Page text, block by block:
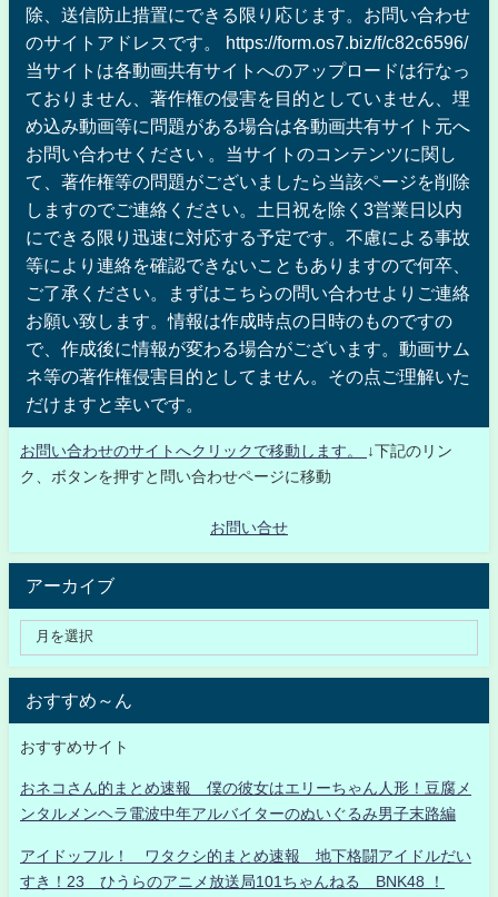
除、送信防止措置にできる限り応じます。お問い合わせ
のサイトアドレスです。 https://form.os7.biz/f/c82c6596/
当サイトは各動画共有サイトへのアップロードは行なっ
ておりません、著作権の侵害を目的としていません、埋
め込み動画等に問題がある場合は各動画共有サイト元へ
お問い合わせください 。当サイトのコンテンツに関し
て、著作権等の問題がございましたら当該ページを削除
しますのでご連絡ください。土日祝を除く3営業日以内
にできる限り迅速に対応する予定です。不慮による事故
等により連絡を確認できないこともありますので何卒、
ご了承ください。まずはこちらの問い合わせよりご連絡
お願い致します。情報は作成時点の日時のものですの
で、作成後に情報が変わる場合がございます。動画サム
ネ等の著作権侵害目的としてません。その点ご理解いた
だけますと幸いです。
お問い合わせのサイトへクリックで移動します。
↓下記のリン
ク、ボタンを押すと問い合わせページに移動
お問い合せ
アーカイブ
おすすめ～ん
おすすめサイト
おネコさん的まとめ速報 僕の彼女はエリーちゃん人形！豆腐メ
ンタルメンヘラ電波中年アルバイターのぬいぐるみ男子末路編
アイドッフル！ ワタクシ的まとめ速報 地下格闘アイドルだい
すき！23 ひうらのアニメ放送局101ちゃんねる BNK48 ！